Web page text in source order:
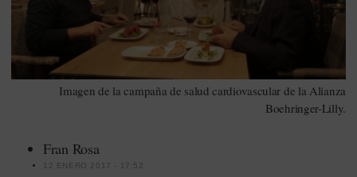
Imagen de la campaña de salud cardiovascular de la Alianza
Boehringer-Lilly.
Fran Rosa
12 ENERO 2017 - 17:52